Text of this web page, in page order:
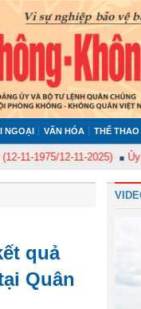
NGOẠI VĂN HÓA THỂ THAO
12-11-2025) Ủy ban Kiểm
quả
Quân